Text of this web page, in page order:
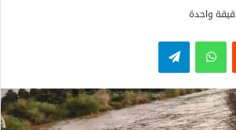
واحدة
واتساب تيلقرام